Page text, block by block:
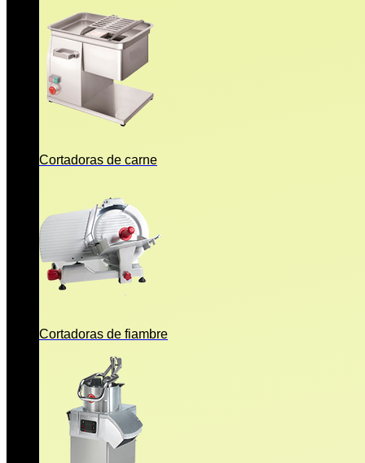
Cortadoras de carne
Cortadoras de fiambre